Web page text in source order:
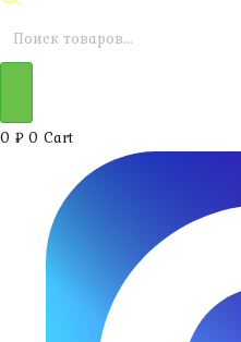
Поиск
0 ₽ 0 Cart